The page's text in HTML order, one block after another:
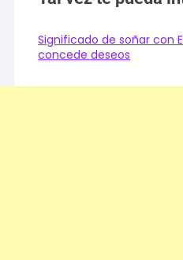
Significado de soñar con
concede deseos